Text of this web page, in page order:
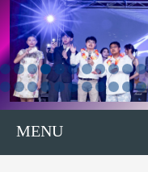
MENU